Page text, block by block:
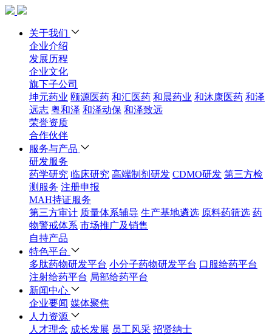
关于我们
企业介绍
发展历程
企业文化
旗下子公司
坤元药业 颐源医药 和汇医药 和晨药业 和沐康医药 和泽
远志 粤和泽 和泽动保 和泽致远
荣誉资质
合作伙伴
服务与产品
研发服务
药学研究 临床研究 高端制剂研发 CDMO研发 第三方检
测服务 注册申报
MAH持证服务
第三方审计 质量体系辅导 生产基地遴选 原料药筛选 药
物警戒体系 市场推广及销售
自持产品
特色平台
多肽药物研发平台 小分子药物研发平台 口服给药平台
注射给药平台 局部给药平台
新闻中心
企业要闻 媒体聚焦
人力资源
人才理念 成长发展 员工风采 招贤纳士